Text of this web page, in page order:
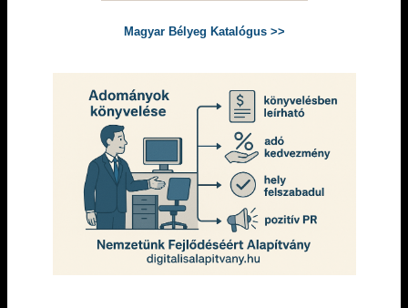
Magyar Bélyeg Katalógus >>